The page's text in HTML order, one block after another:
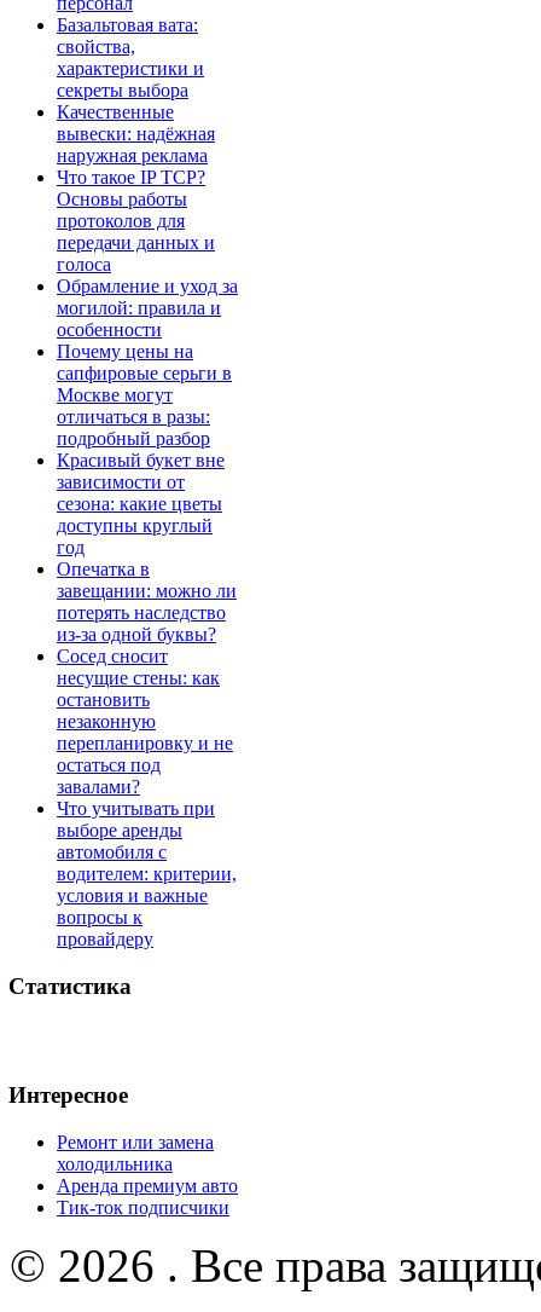
Базальтовая вата:
свойства,
характеристики и
секреты выбора
Качественные
вывески: надёжная
наружная реклама
Что такое IP TCP?
Основы работы
протоколов для
передачи данных и
голоса
Обрамление и уход за
могилой: правила и
особенности
Почему цены на
сапфировые серьги в
Москве могут
отличаться в разы:
подробный разбор
Красивый букет вне
зависимости от
сезона: какие цветы
доступны круглый
год
Опечатка в
завещании: можно ли
потерять наследство
из-за одной буквы?
Сосед сносит
несущие стены: как
остановить
незаконную
перепланировку и не
остаться под
завалами?
Что учитывать при
выборе аренды
автомобиля с
водителем: критерии,
условия и важные
вопросы к
провайдеру
Статистика
Интересное
Ремонт или замена
холодильника
Аренда премиум авто
Тик-ток подписчики
© 2026 . Все права